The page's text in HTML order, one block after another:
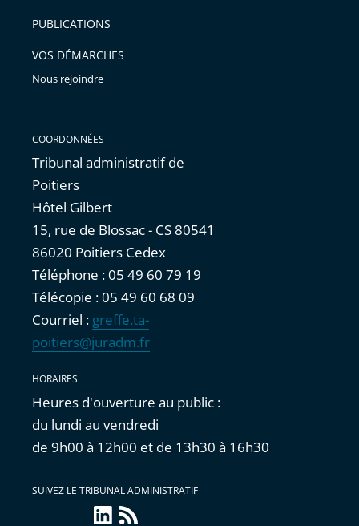
avant
PUBLICATIONS
VOS DÉMARCHES
Nous rejoindre
COORDONNÉES
Tribunal administratif de
Poitiers
Hôtel Gilbert
15, rue de Blossac - CS 80541
86020 Poitiers Cedex
Téléphone : 05 49 60 79 19
Télécopie : 05 49 60 68 09
Courriel : greffe.ta-
poitiers@juradm.fr
HORAIRES
Heures d'ouverture au public :
du lundi au vendredi
de 9h00 à 12h00 et de 13h30 à 16h30
SUIVEZ LE TRIBUNAL ADMINISTRATIF
linkedin
Flux